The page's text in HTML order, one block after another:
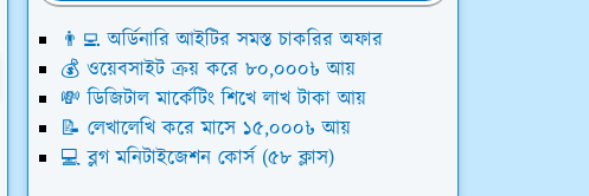
👨‍💻 অর্ডিনারি আইটির সমস্ত চাকরির অফার
💰 ওয়েবসাইট ক্রয় করে ৮০,০০০৳ আয়
💸 ডিজিটাল মার্কেটিং শিখে লাখ টাকা আয়
📝 লেখালেখি করে মাসে ১৫,০০০৳ আয়
💻 ব্লগ মনিটাইজেশন কোর্স (৫৮ ক্লাস)